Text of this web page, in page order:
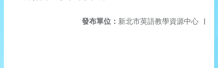
發布單位： 新北市英語教學資源中心 |